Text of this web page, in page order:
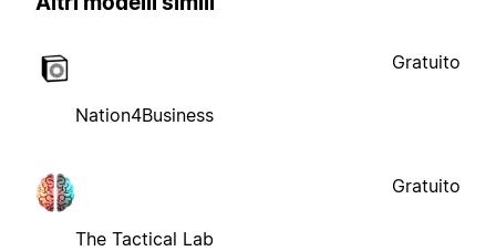
Nation4Business
Gratuito
The Tactical Lab
Gratuito